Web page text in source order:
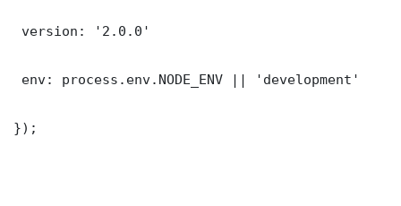
version: '2.0.0'
env: process.env.NODE_ENV || 'development'
});